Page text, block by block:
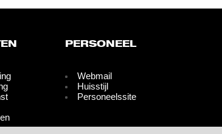
PERSONEEL
Webmail
Huisstijl
Personeelssite